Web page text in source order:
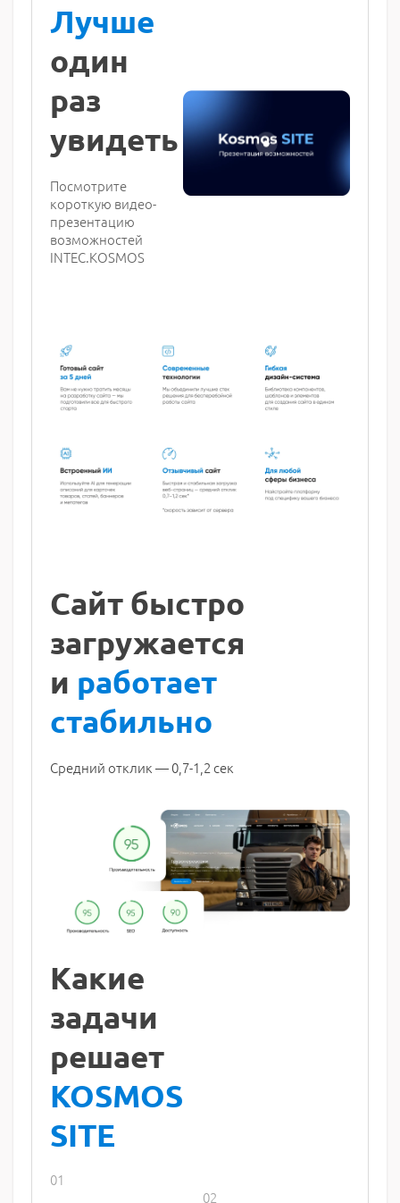
Лучше
один
раз
увидеть
Посмотрите
короткую видео-
презентацию
возможностей
INTEC.KOSMOS
Сайт быстро
загружается
и работает
стабильно
Средний отклик — 0,7-1,2 сек
Какие
задачи
решает
KOSMOS
SITE
01
02